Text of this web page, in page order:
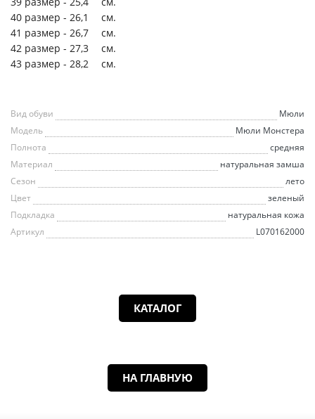
40 размер - 26,1
см.
41 размер - 26,7
см.
42 размер - 27,3
см.
43 размер - 28,2 см.
Вид обуви
Мюли
Модель
Мюли Монстера
Полнота
средняя
Материал
натуральная замша
Сезон
лето
Цвет
зеленый
Подкладка
натуральная кожа
Артикул
L070162000
КАТАЛОГ
НА ГЛАВНУЮ